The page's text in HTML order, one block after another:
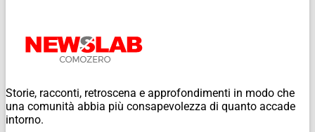
Storie, racconti, retroscena e approfondimenti in modo che
una comunità abbia più consapevolezza di quanto accade
intorno.